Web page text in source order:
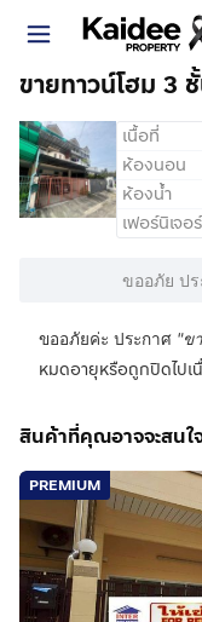
ขายทาวน์โฮม 3
เนื้อที่
ห้องนอน
ห้องน้ำ
เฟอร์นิเจอร์
ขออภัย ป
ขออภัยค่ะ ประกาศ "ข
หมดอายุหรือถูกปิดไปเ
สินค้าที่คุณอาจจะสนใ
PREMIUM